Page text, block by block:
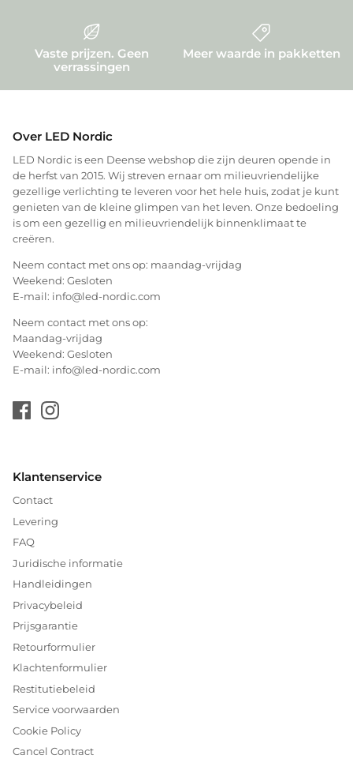
Vaste prijzen. Geen
verrassingen
Meer waarde in pakketten
Over LED Nordic
LED Nordic is een Deense webshop die zijn deuren opende in
de herfst van 2015. Wij streven ernaar om milieuvriendelijke
gezellige verlichting te leveren voor het hele huis, zodat je kunt
genieten van de kleine glimpen van het leven. Onze bedoeling
is om een gezellig en milieuvriendelijk binnenklimaat te
creëren.
Neem contact met ons op: maandag-vrijdag
Weekend: Gesloten
E-mail: info@led-nordic.com
Neem contact met ons op:
Maandag-vrijdag
Weekend: Gesloten
E-mail: info@led-nordic.com
Klantenservice
Contact
Levering
FAQ
Juridische informatie
Handleidingen
Privacybeleid
Prijsgarantie
Retourformulier
Klachtenformulier
Restitutiebeleid
Service voorwaarden
Cookie Policy
Cancel Contract